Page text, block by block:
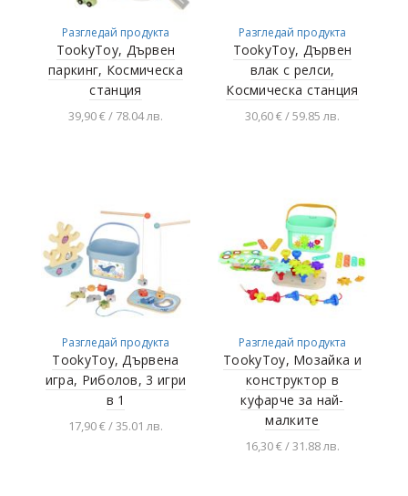
Разгледай продукта
TookyToy, Дървен
паркинг, Космическа
станция
39,90 € / 78.04 лв.
Разгледай продукта
TookyToy, Дървен
влак с релси,
Космическа станция
30,60 € / 59.85 лв.
Разгледай продукта
TookyToy, Дървена
игра, Риболов, 3 игри
в 1
17,90 € / 35.01 лв.
Разгледай продукта
TookyToy, Мозайка и
конструктор в
куфарче за най-
малките
16,30 € / 31.88 лв.